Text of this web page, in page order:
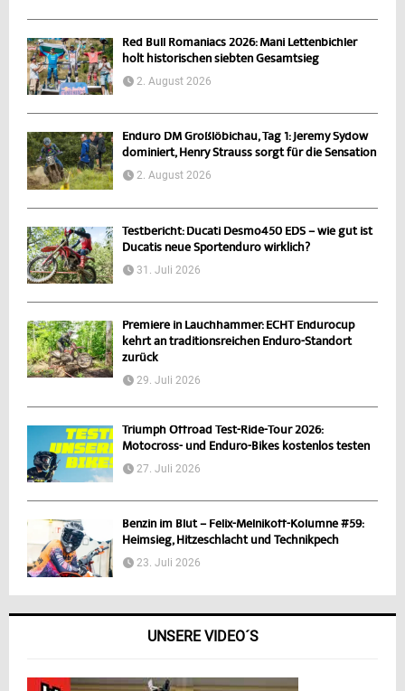
Red Bull Romaniacs 2026: Mani Lettenbichler
holt historischen siebten Gesamtsieg
2. August 2026
Enduro DM Großlöbichau, Tag 1: Jeremy Sydow
dominiert, Henry Strauss sorgt für die Sensation
2. August 2026
Testbericht: Ducati Desmo450 EDS – wie gut ist
Ducatis neue Sportenduro wirklich?
31. Juli 2026
Premiere in Lauchhammer: ECHT Endurocup
kehrt an traditionsreichen Enduro-Standort
zurück
29. Juli 2026
Triumph Offroad Test-Ride-Tour 2026:
Motocross- und Enduro-Bikes kostenlos testen
27. Juli 2026
Benzin im Blut – Felix-Melnikoff-Kolumne #59:
Heimsieg, Hitzeschlacht und Technikpech
23. Juli 2026
UNSERE VIDEO´S